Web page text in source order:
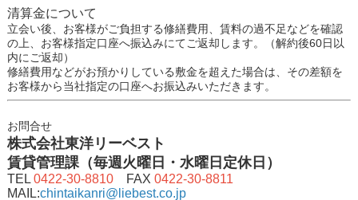
清算金について
立会い後、お客様がご負担する修繕費用、賃料の過不足などを確認
の上、お客様指定口座へ振込みにてご返却します。（解約後60日以
内にご返却）
修繕費用などがお預かりしている敷金を超えた場合は、その差額を
お客様から当社指定の口座へお振込みいただきます。
お問合せ
株式会社東洋リーベスト
賃貸管理課（毎週火曜日・水曜日定休日）
TEL 0422-30-8810FAX 0422-30-8811
MAIL:chintaikanri@liebest.co.jp